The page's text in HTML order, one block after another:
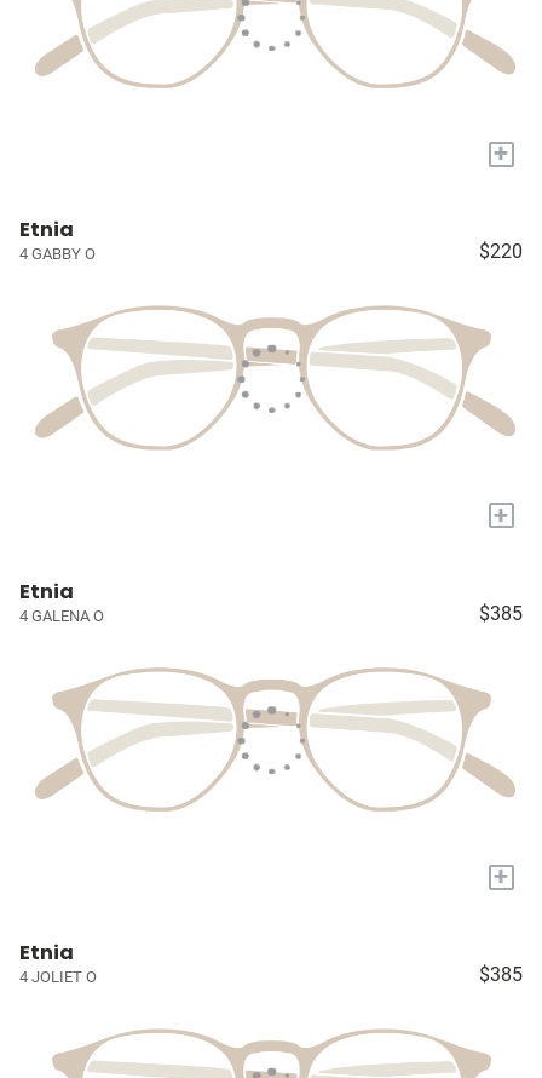
+
Etnia
4 GABBY O $220
+
Etnia
4 GALENA O $385
+
Etnia
4 JOLIET O $385